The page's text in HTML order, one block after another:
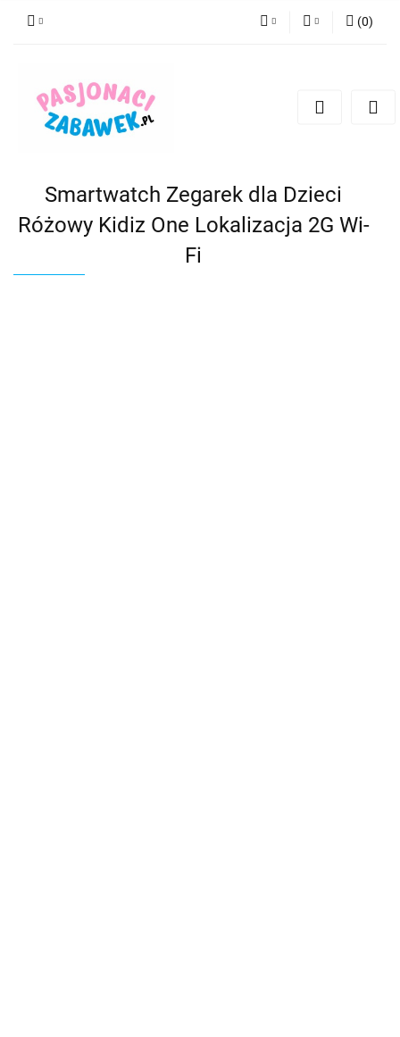
(0)
Smartwatch Zegarek dla Dzieci
Różowy Kidiz One Lokalizacja 2G Wi-
Fi